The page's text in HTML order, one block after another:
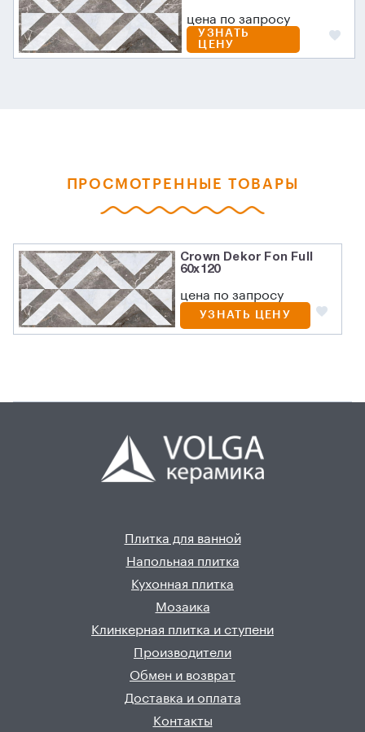
цена по запросу
УЗНАТЬ
ЦЕНУ
ПРОСМОТРЕННЫЕ ТОВАРЫ
Crown Dekor Fon Full
60х120
цена по запросу
УЗНАТЬ ЦЕНУ
Плитка для ванной
Напольная плитка
Кухонная плитка
Мозаика
Клинкерная плитка и ступени
Производители
Обмен и возврат
Доставка и оплата
Контакты